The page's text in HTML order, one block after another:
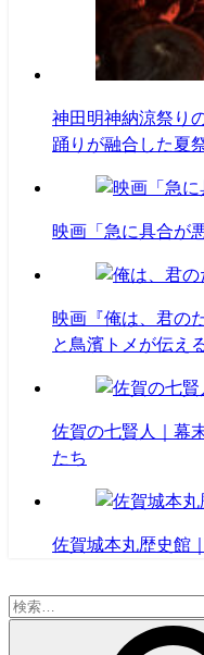
神田明神納涼祭り
踊りが融合した夏
映画「急に具合が
映画『俺は、君の
と鳥濱トメが伝え
佐賀の七賢人｜幕
たち
佐賀城本丸歴史館
検